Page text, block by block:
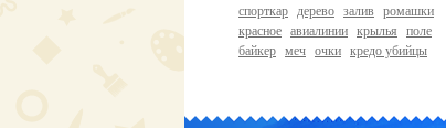
спорткар дерево залив ромашки
красное авиалинии крылья
поле
байкер меч очки кредо убийцы